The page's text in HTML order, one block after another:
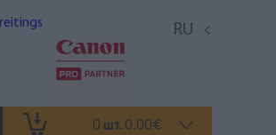
RU
0 шт. 0.00€